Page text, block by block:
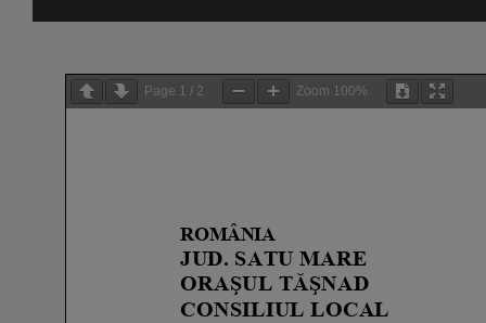
Page 1 / 2 Zoom 100%